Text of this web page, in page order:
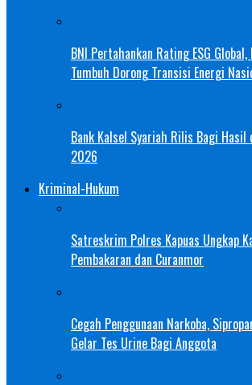
BNI Pertahankan Rating ESG
Tumbuh Dorong Transisi Energi
Bank Kalsel Syariah Rilis Bagi Hasil
2026
Kriminal-Hukum
Satreskrim Polres Kapuas Ungkap
Pembakaran dan Curanmor
Cegah Penggunaan Narkoba,
Gelar Tes Urine Bagi Anggota